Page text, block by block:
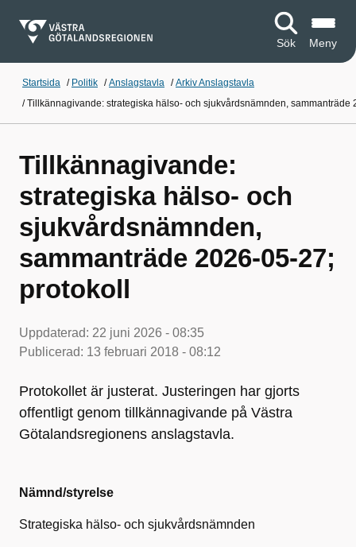
Sök Meny
Startsida / Politik /Anslagstavla /Arkiv Anslagstavla
/Tillkännagivande: strategiska hälso- och sjukvårdsnämnden, sammanträde
Tillkännagivande:
strategiska hälso- och
sjukvårdsnämnden,
sammanträde 2026-05-27;
protokoll
Uppdaterad: 22 juni 2026 - 08:35
Publicerad: 13 februari 2018 - 08:12
Protokollet är justerat. Justeringen har gjorts
offentligt genom tillkännagivande på Västra
Götalandsregionens anslagstavla.
Nämnd/styrelse
Strategiska hälso- och sjukvårdsnämnden